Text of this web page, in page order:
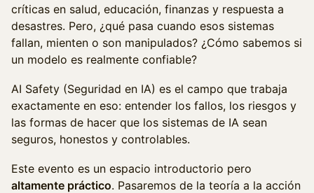
críticas en salud, educación, finanzas y respuesta a
desastres. Pero, ¿qué pasa cuando esos sistemas
fallan, mienten o son manipulados? ¿Cómo sabemos si
un modelo es realmente confiable?
AI Safety (Seguridad en IA) es el campo que trabaja
exactamente en eso: entender los fallos, los riesgos y
las formas de hacer que los sistemas de IA sean
seguros, honestos y controlables.
Este evento es un espacio introductorio pero
altamente práctico. Pasaremos de la teoría a la acción